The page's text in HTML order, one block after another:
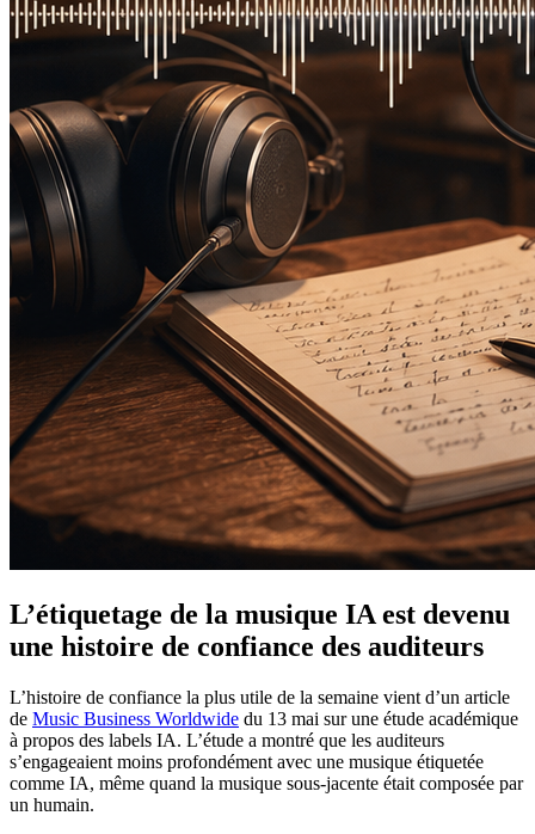
L’étiquetage de la musique IA est devenu
une histoire de confiance des auditeurs
L’histoire de confiance la plus utile de la semaine vient d’un article
de Music Business Worldwide du 13 mai sur une étude académique
à propos des labels IA. L’étude a montré que les auditeurs
s’engageaient moins profondément avec une musique étiquetée
comme IA, même quand la musique sous-jacente était composée par
un humain.